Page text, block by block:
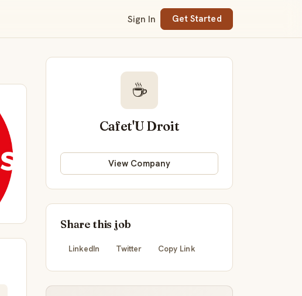
Sign In Get Started
☕
Cafet'U Droit
View Company
Share this job
LinkedIn Twitter Copy Link